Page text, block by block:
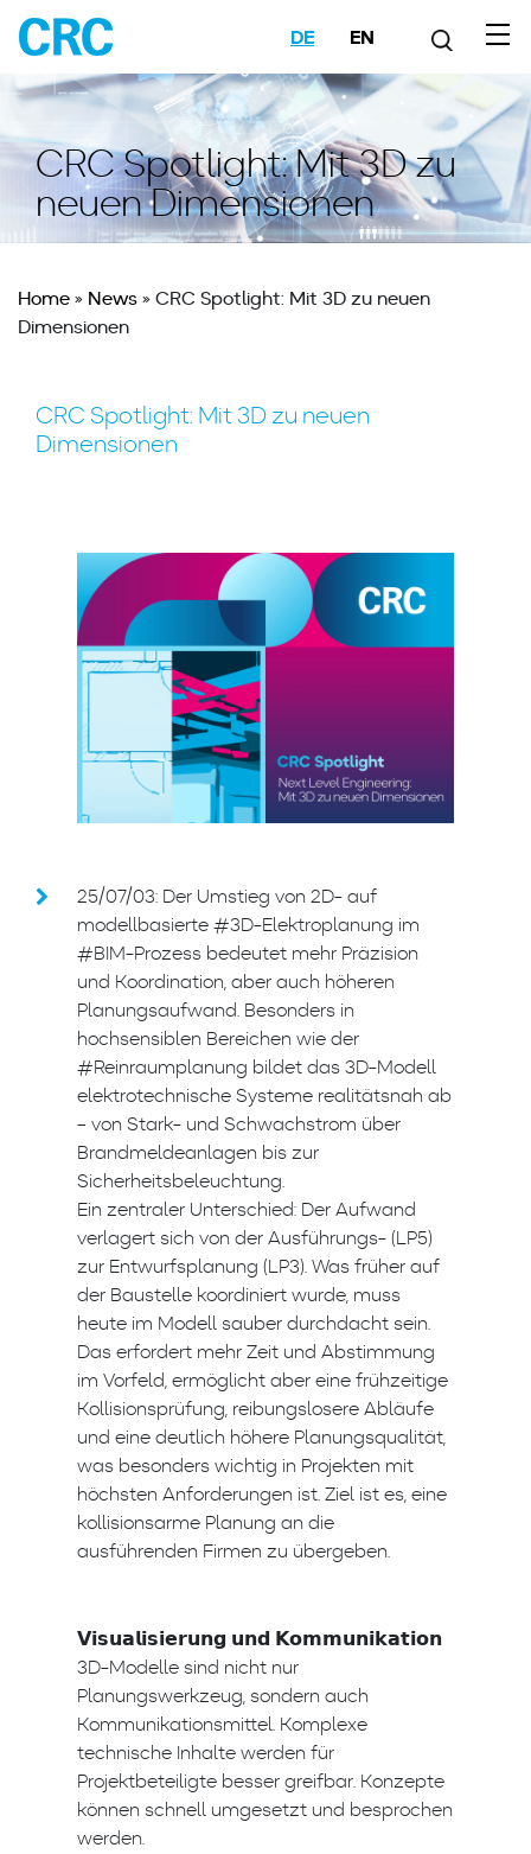
DE EN
CRC Spotlight: Mit 3D zu
neuen Dimensionen
Home» News»CRC Spotlight: Mit 3D zu neuen
Dimensionen
CRC Spotlight: Mit 3D zu neuen
Dimensionen
25/07/03: Der Umstieg von 2D- auf
modellbasierte #3D-Elektroplanung im
#BIM-Prozess bedeutet mehr Präzision
und Koordination, aber auch höheren
Planungsaufwand. Besonders in
hochsensiblen Bereichen wie der
#Reinraumplanung bildet das 3D-Modell
elektrotechnische Systeme realitätsnah ab
– von Stark- und Schwachstrom über
Brandmeldeanlagen bis zur
Sicherheitsbeleuchtung.
Ein zentraler Unterschied: Der Aufwand
verlagert sich von der Ausführungs- (LP5)
zur Entwurfsplanung (LP3). Was früher auf
der Baustelle koordiniert wurde, muss
heute im Modell sauber durchdacht sein.
Das erfordert mehr Zeit und Abstimmung
im Vorfeld, ermöglicht aber eine frühzeitige
Kollisionsprüfung, reibungslosere Abläufe
und eine deutlich höhere Planungsqualität,
was besonders wichtig in Projekten mit
höchsten Anforderungen ist. Ziel ist es, eine
kollisionsarme Planung an die
ausführenden Firmen zu übergeben.
𝗩𝗶𝘀𝘂𝗮𝗹𝗶𝘀𝗶𝗲𝗿𝘂𝗻𝗴 𝘂𝗻𝗱 𝗞𝗼𝗺𝗺𝘂𝗻𝗶𝗸𝗮𝘁𝗶𝗼𝗻
3D-Modelle sind nicht nur
Planungswerkzeug, sondern auch
Kommunikationsmittel. Komplexe
technische Inhalte werden für
Projektbeteiligte besser greifbar. Konzepte
können schnell umgesetzt und besprochen
werden.